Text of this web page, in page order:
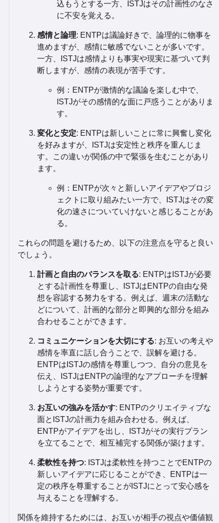
込もうとする一方、ISTJはその計画性のなさ
に不安を覚える。
感情と論理: ENTPは議論好きで、論理的に物事を
進めますが、感情に敏感でないことが多いです。
一方、ISTJは感情よりも事実や現実に基づいて判
断しますが、感情の表現が苦手です。
例：ENTPが激情的な議論を楽しむ中で、
ISTJがその感情的な面に戸惑うことがありま
す。
変化と安定: ENTPは新しいことに常に興奮し変化
を好みますが、ISTJは安定性と秩序を重んじま
す。この違いが関係の中で緊張を生むことがあり
ます。
例：ENTPが次々と新しいアイデアやプロジ
ェクトに取り組みたい一方で、ISTJはその変
化の速さについていけないと感じることがあ
る。
これらの問題を避けるため、以下の注意点を守ると良い
でしょう。
計画と自由のバランスを取る: ENTPはISTJが必要
とする計画性を尊重し、ISTJはENTPの自由な発
想を容認する努力をする。例えば、週末の活動な
どについて、計画的な部分と即興的な部分を組み
合わせることができます。
コミュニケーションを大切にする: お互いの考えや
感情を率直に話し合うことで、誤解を避ける。
ENTPはISTJの感情を尊重しつつ、自分の意見を
伝え、ISTJはENTPの論理的なアプローチを理解
しようとする姿勢が重要です。
お互いの強みを活かす: ENTPのクリエイティブな
面とISTJの計画力を組み合わせる。例えば、
ENTPがアイデアを出し、ISTJがその実行プラン
を立てることで、相互補完する関係が築けます。
柔軟性を持つ: ISTJは柔軟性を持つことでENTPの
新しいアイデアに応じることができ、ENTPは一
定の秩序を尊重することがISTJにとって安心感を
与えることを理解する。
関係を維持するためには、お互いが相手の視点や価値観